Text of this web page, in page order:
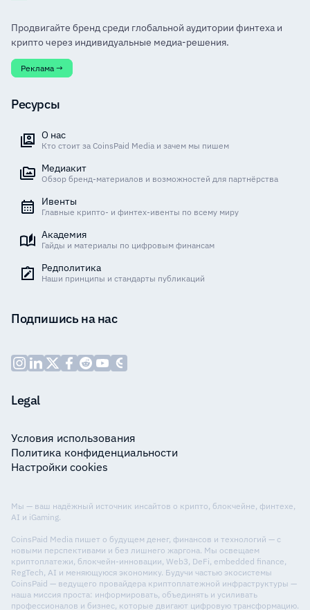
Продвигайте бренд среди глобальной аудитории финтеха и
крипто через индивидуальные медиа-решения.
Реклама →
Ресурсы
О нас
Кто стоит за CoinsPaid Media и зачем мы пишем
Медиакит
Обзор бренд-материалов и возможностей для партнёрства
Ивенты
Главные крипто- и финтех-ивенты по всему миру
Академия
Гайды и материалы по цифровым финансам
Редполитика
Наши принципы и стандарты публикаций
Подпишись на нас
Legal
Условия использования
Политика конфиденциальности
Настройки cookies
Мы — ваш надёжный источник инсайтов о крипто, блокчейне, финтехе,
AI и iGaming.
CoinsPaid Media пишет о будущем денег, финансов и технологий — с
новыми перспективами и без лишнего жаргона. Мы освещаем
криптоплатежи, блокчейн-инновации, Web3, DeFi, embedded finance,
RegTech, AI и меняющуюся экономику. Будучи частью экосистемы
CoinsPaid — ведущего провайдера криптоплатежной инфраструктуры —
наша миссия проста: информировать, объединять и усиливать
профессионалов и бизнес, которые двигают цифровую трансформацию.